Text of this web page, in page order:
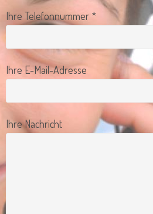
Ihre Telefonnummer *
Ihre E-Mail-Adresse
Ihre Nachricht